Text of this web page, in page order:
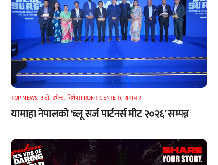
TOP NEWS, अटाे, इभेन्ट,विशेष(FRONT-CENTER), समाचार
यामाहा नेपालको ‘ब्लू सर्ज पार्टनर्स मीट २०२६’ सम्पन्न